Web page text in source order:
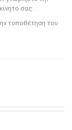
σας.
τοποθέτηση του